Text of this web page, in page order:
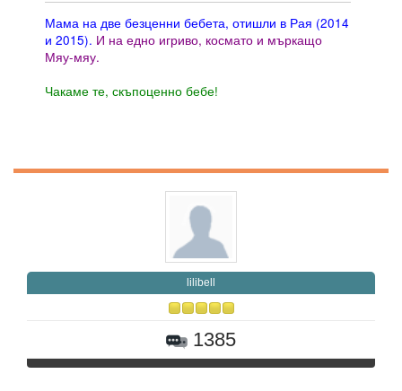
Мама на две безценни бебета, отишли в Рая (2014
и 2015). И на едно игриво, космато и мъркащо
Мяу-мяу.
Чакаме те, скъпоценно бебе!
lilibell
1385